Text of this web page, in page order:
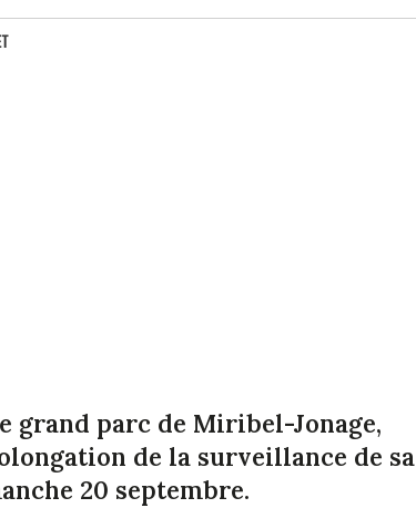
grand parc de Miribel-Jonage,
de la surveillance de sa
20 septembre.